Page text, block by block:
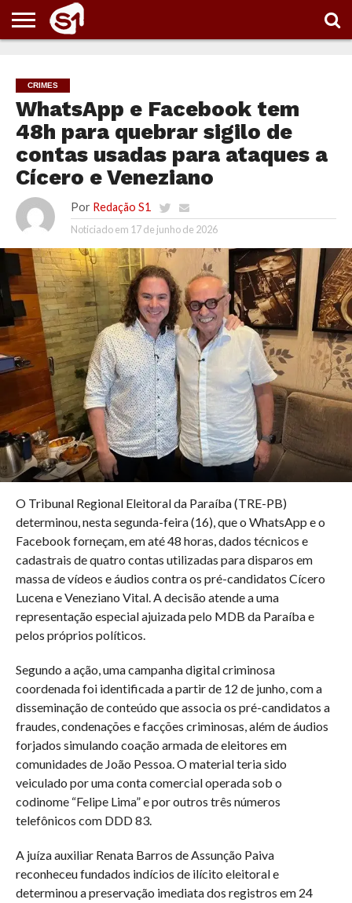
CRIMES
WhatsApp e Facebook tem
48h para quebrar sigilo de
contas usadas para ataques a
Cícero e Veneziano
Por Redação S1
Noticiado em 17 de junho de 2026
O Tribunal Regional Eleitoral da Paraíba (TRE-PB)
determinou, nesta segunda-feira (16), que o WhatsApp e o
Facebook forneçam, em até 48 horas, dados técnicos e
cadastrais de quatro contas utilizadas para disparos em
massa de vídeos e áudios contra os pré-candidatos Cícero
Lucena e Veneziano Vital. A decisão atende a uma
representação especial ajuizada pelo MDB da Paraíba e
pelos próprios políticos.
Segundo a ação, uma campanha digital criminosa
coordenada foi identificada a partir de 12 de junho, com a
disseminação de conteúdo que associa os pré-candidatos a
fraudes, condenações e facções criminosas, além de áudios
forjados simulando coação armada de eleitores em
comunidades de João Pessoa. O material teria sido
veiculado por uma conta comercial operada sob o
codinome “Felipe Lima” e por outros três números
telefônicos com DDD 83.
A juíza auxiliar Renata Barros de Assunção Paiva
reconheceu fundados indícios de ilícito eleitoral e
determinou a preservação imediata dos registros em 24